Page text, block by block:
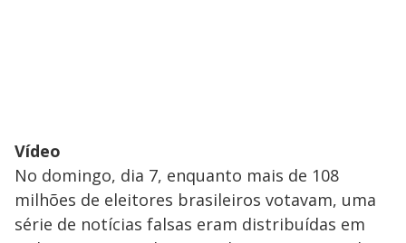
Vídeo
No domingo, dia 7, enquanto mais de 108
milhões de eleitores brasileiros votavam, uma
série de notícias falsas eram distribuídas em